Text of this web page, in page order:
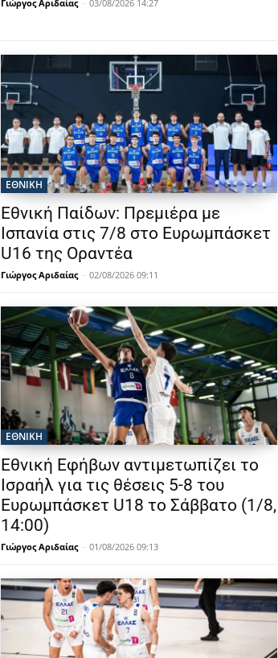
Γιώργος Αριδαίας - 03/08/2026 14:27
ΕΘΝΙΚΉ
Εθνική Παίδων: Πρεμιέρα με
Ισπανία στις 7/8 στο Ευρωμπάσκετ
U16 της Οραντέα
Γιώργος Αριδαίας - 02/08/2026 09:11
ΕΘΝΙΚΉ
Εθνική Εφήβων αντιμετωπίζει το
Ισραήλ για τις θέσεις 5-8 του
Ευρωμπάσκετ U18 το Σάββατο (1/8,
14:00)
Γιώργος Αριδαίας - 01/08/2026 09:13